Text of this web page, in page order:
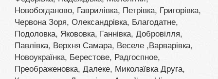
Новобогданово, Гаврилівка, Петрівка, Григорівка,
Червона Зоря, Олександрівка, Благодатне,
Подоловка, Якововка, Ганнівка, Добровілля,
Павлівка, Верхня Самара, Веселе ,Варварівка,
Новоукраїнка, Берестове, Радгоспное,
Преображеновка, Далеке, Миколаївка Друга,